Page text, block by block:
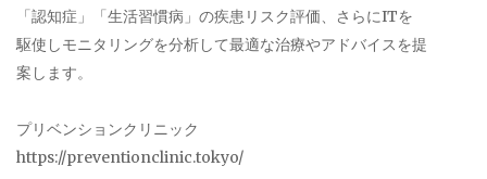
「認知症」「生活習慣病」の疾患リスク評価、さらにITを
駆使しモニタリングを分析して最適な治療やアドバイスを提
案します。
プリベンションクリニック
https://preventionclinic.tokyo/